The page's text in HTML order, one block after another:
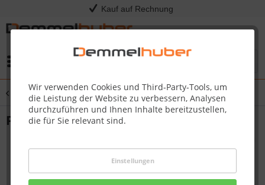
Kauf auf Rechnung
Wir verwenden Cookies und Third-Party-Tools, um
die Leistung der Website zu verbessern, Analysen
durchzuführen und Ihnen Inhalte bereitzustellen,
die für Sie relevant sind.
Einstellungen
Übersicht Grillbesteck & Werkzeug
Pinsel mit Silikonborsten PRO Edelstahl